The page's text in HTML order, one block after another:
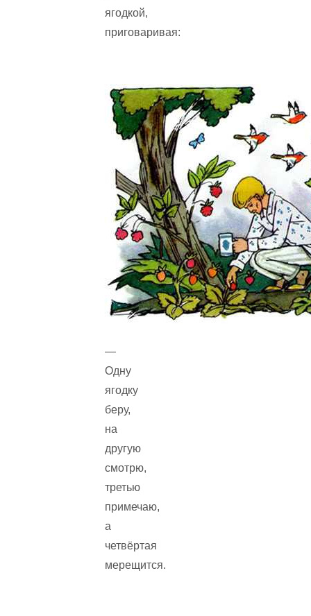
ягодкой,
приговаривая:
—
Одну
ягодку
беру,
на
другую
смотрю,
третью
примечаю,
а
четвёртая
мерещится.